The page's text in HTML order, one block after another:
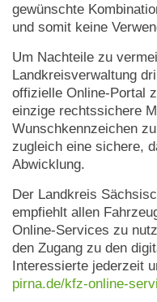
gewünschte
und somit keine
Um Nachteile zu
Landkreisverwaltung
offizielle Online-Portal
einzige rechtssichere
Wunschkennzeichen
zugleich eine sichere,
Abwicklung.
Der Landkreis
empfiehlt allen
Online-Services zu
den Zugang zu den
Interessierte jederzeit
pirna.de/kfz-online-